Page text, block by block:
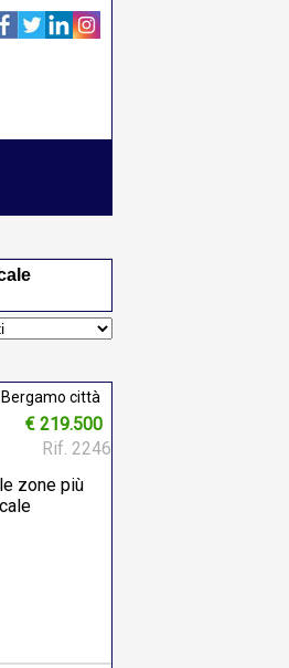
€ 219.500
Rif. 2246
città
zone più